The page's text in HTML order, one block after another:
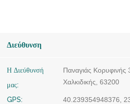
Διεύθυνση
Η Διεύθυνσή
μας:
Παναγιάς
Χαλκιδικής, 63200
GPS:
40.239354948376,